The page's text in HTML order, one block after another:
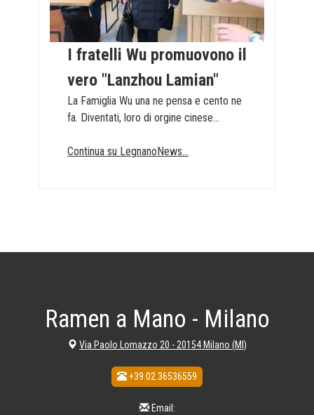
I fratelli Wu promuovono il
vero "Lanzhou Lamian"
La Famiglia Wu una ne pensa e cento ne
fa. Diventati, loro di orgine cinese...
Continua su LegnanoNews...
Ramen a Mano - Milano
Via Paolo Lomazzo 20 - 20154 Milano (MI)
+39.02.36536559
Email: